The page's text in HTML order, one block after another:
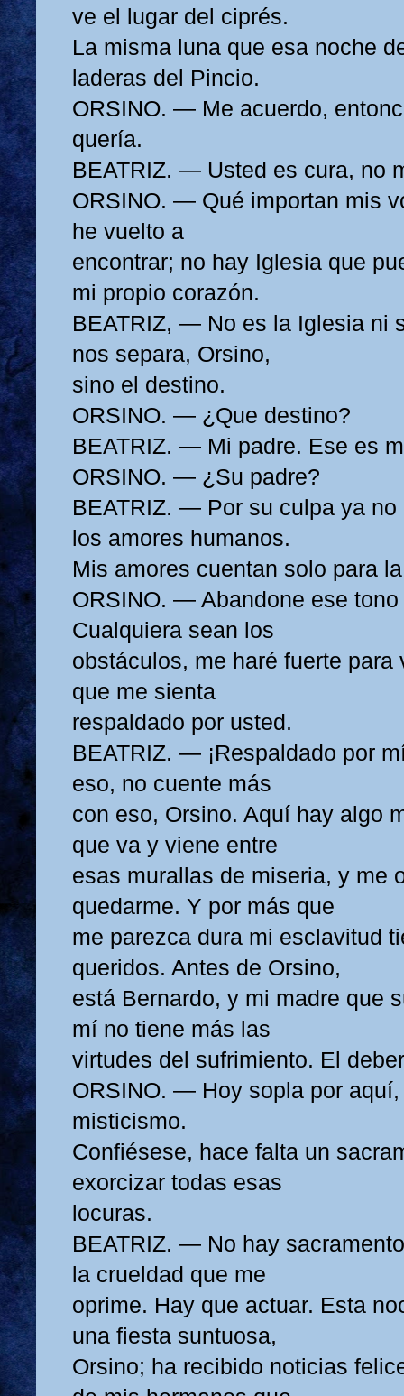
ve el lugar del ciprés.
La misma luna que esa noche
laderas del Pincio.
ORSINO. — Me acuerdo,
quería.
BEATRIZ. — Usted es cura, no
ORSINO. — Qué importan mis
he vuelto a
encontrar; no hay Iglesia que
mi propio corazón.
BEATRIZ, — No es la Iglesia ni
nos separa, Orsino,
sino el destino.
ORSINO. — ¿Que destino?
BEATRIZ. — Mi padre. Ese es
ORSINO. — ¿Su padre?
BEATRIZ. — Por su culpa ya no
los amores humanos.
Mis amores cuentan solo para
ORSINO. — Abandone ese
Cualquiera sean los
obstáculos, me haré fuerte para
que me sienta
respaldado por usted.
BEATRIZ. — ¡Respaldado por
eso, no cuente más
con eso, Orsino. Aquí hay algo
que va y viene entre
esas murallas de miseria, y me
quedarme. Y por más que
me parezca dura mi esclavitud
queridos. Antes de Orsino,
está Bernardo, y mi madre que
mí no tiene más las
virtudes del sufrimiento. El
ORSINO. — Hoy sopla por
misticismo.
Confiésese, hace falta un
exorcizar todas esas
locuras.
BEATRIZ. — No hay
la crueldad que me
oprime. Hay que actuar. Esta
una fiesta suntuosa,
Orsino; ha recibido noticias